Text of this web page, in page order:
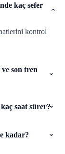
kaç sefer
kontrol
son tren
saat sürer?
kadar?